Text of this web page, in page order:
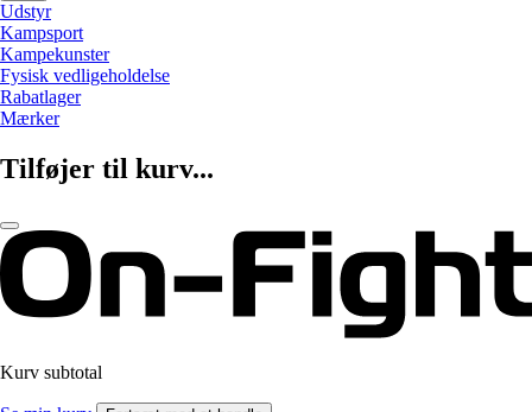
Udstyr
Kampsport
Kampekunster
Fysisk vedligeholdelse
Rabatlager
Mærker
Tilføjer til kurv...
Kurv subtotal